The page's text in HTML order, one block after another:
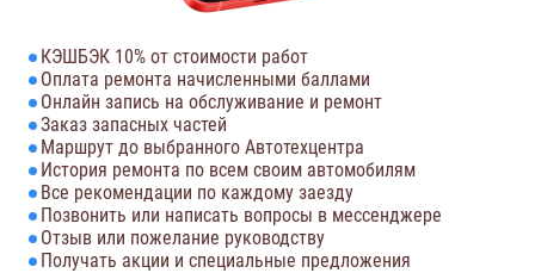
КЭШБЭК 10% от стоимости работ
Оплата ремонта начисленными баллами
Онлайн запись на обслуживание и ремонт
Заказ запасных частей
Маршрут до выбранного Автотехцентра
История ремонта по всем своим автомобилям
Все рекомендации по каждому заезду
Позвонить или написать вопросы в мессенджере
Отзыв или пожелание руководству
Получать акции и специальные предложения